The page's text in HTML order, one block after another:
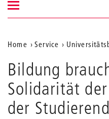
Navigation &
Suche
Navigation
ein-/ausblenden
Aktuelle
Position
auf
der
Webseite
Home Service
Bildung
Solidarität
der